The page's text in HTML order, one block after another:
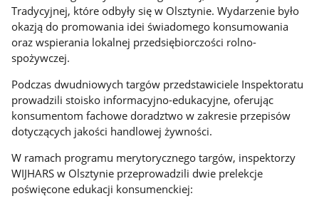
Tradycyjnej, które odbyły się w Olsztynie. Wydarzenie było
okazją do promowania idei świadomego konsumowania
oraz wspierania lokalnej przedsiębiorczości rolno-
spożywczej.
Podczas dwudniowych targów przedstawiciele Inspektoratu
prowadzili stoisko informacyjno-edukacyjne, oferując
konsumentom fachowe doradztwo w zakresie przepisów
dotyczących jakości handlowej żywności.
W ramach programu merytorycznego targów, inspektorzy
WIJHARS w Olsztynie przeprowadzili dwie prelekcje
poświęcone edukacji konsumenckiej: